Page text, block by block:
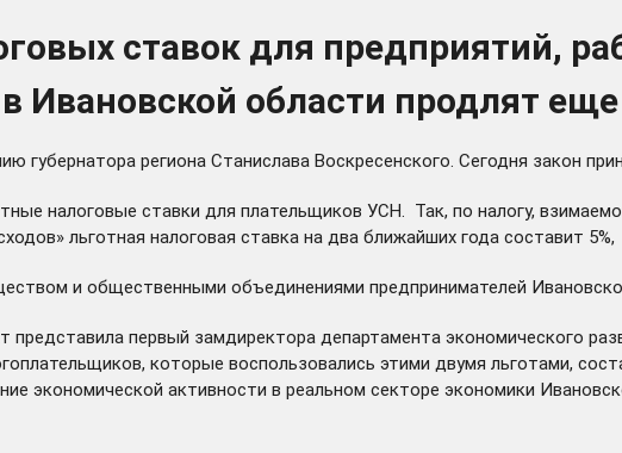
ставок для предприятий,
Ивановской области продлят
губернатора региона Станислава Воскресенского. Сегодня закон
налоговые ставки для плательщиков УСН. Так, по налогу,
льготная налоговая ставка на два ближайших года составит
и общественными объединениями предпринимателей
первый замдиректора департамента экономического
которые воспользовались этими двумя льготами,
экономической активности в реальном секторе экономики